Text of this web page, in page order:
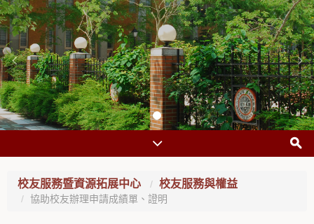
校友服務暨資源拓展中心 校友服務與權益
協助校友辦理申請成績單、證明